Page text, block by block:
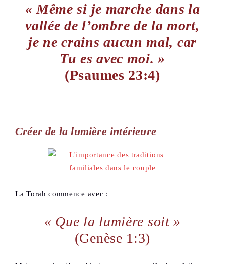
« Même si je marche dans la
vallée de l’ombre de la mort,
je ne crains aucun mal, car
Tu es avec moi. »
(Psaumes 23:4)
Créer de la lumière intérieure
La Torah commence avec :
« Que la lumière soit »
(Genèse 1:3)